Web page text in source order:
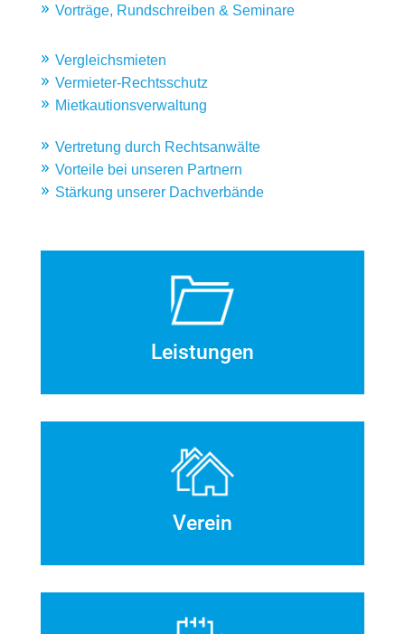
Vorträge, Rundschreiben & Seminare
Vergleichsmieten
Vermieter-Rechtsschutz
Mietkautionsverwaltung
Vertretung durch Rechtsanwälte
Vorteile bei unseren Partnern
Stärkung unserer Dachverbände
Leistungen
Verein